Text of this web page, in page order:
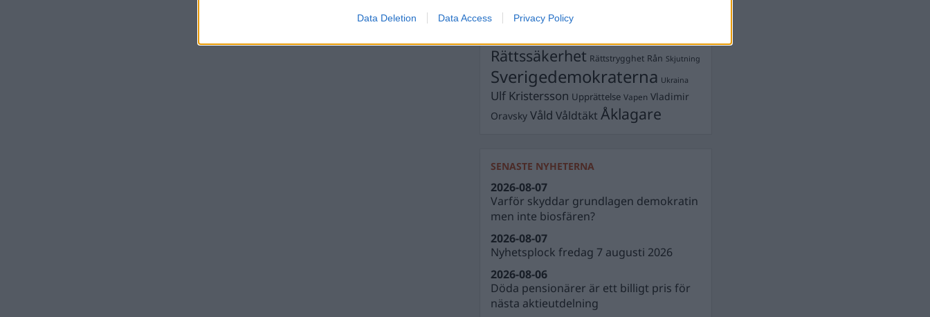
Data Deletion Data Access Privacy Policy
Silventoinen Petter Inedahl
Rättssäkerhet Rättstrygghet Rån Skjutning
Sverigedemokraterna Ukraina
Ulf Kristersson Upprättelse Vapen Vladimir
Oravsky Våld Våldtäkt Åklagare
SENASTE NYHETERNA
Varför skyddar grundlagen demokratin
men inte biosfären?
2026-08-07
Nyhetsplock fredag 7 augusti 2026
2026-08-07
Döda pensionärer är ett billigt pris för
nästa aktieutdelning
2026-08-06